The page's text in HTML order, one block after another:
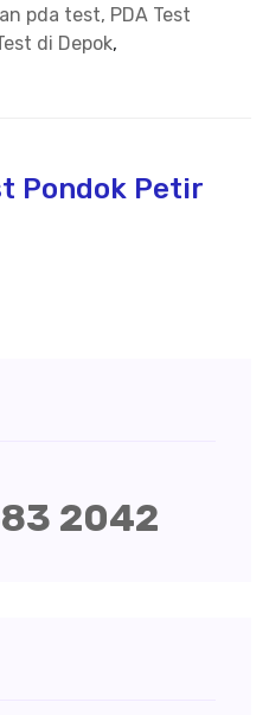
pda test, PDA Test
di Depok,
Pondok Petir
2042